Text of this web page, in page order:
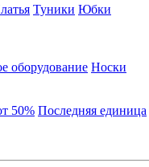
Туники Юбки
оборудование Носки
50% Последняя единица